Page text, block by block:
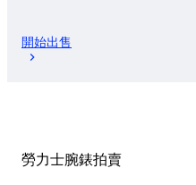
開始出售
勞力士腕錶拍賣